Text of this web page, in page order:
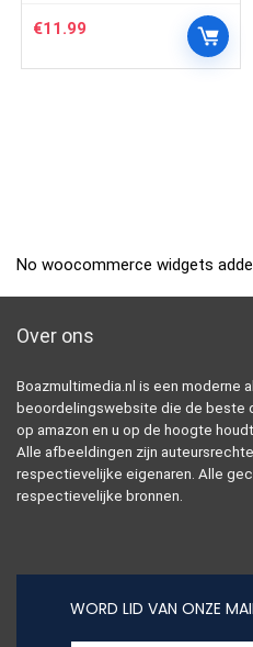
€11.99
No woocommerce widgets
Over ons
Boazmultimedia.nl is een moderne
beoordelingswebsite die de beste
op amazon en u op de hoogte
Alle afbeeldingen zijn
respectievelijke eigenaren. Alle
respectievelijke bronnen.
WORD LID VAN ONZE